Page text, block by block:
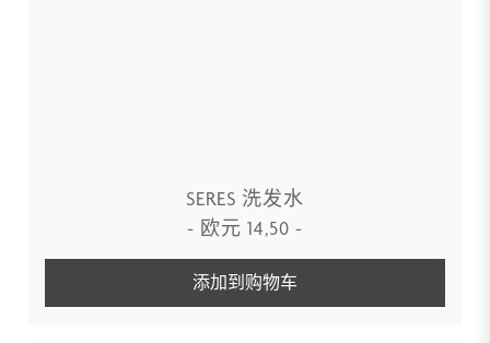
SERES 洗发水
- 欧元 14,50 -
添加到购物车